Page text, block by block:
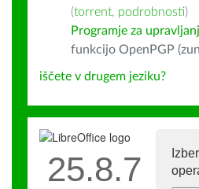
(torrent, podrobnosti)
Programje za
funkcijo OpenPGP
iščete v drugem jeziku?
25.8.7